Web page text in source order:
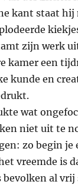
kant staat hij
zijn werk
kamer een
kunde en
wat
niet uit te
zo begin
vreemde is
bevolken al